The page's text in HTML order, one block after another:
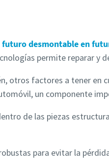
desmontable en
permite reparar y
otros factores a tener en
un componente
de las piezas
para evitar la